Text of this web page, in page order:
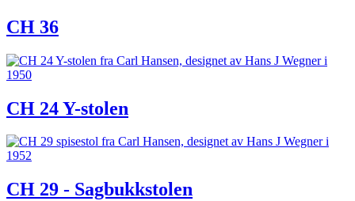
CH 36
CH 24 Y-stolen
CH 29 - Sagbukkstolen